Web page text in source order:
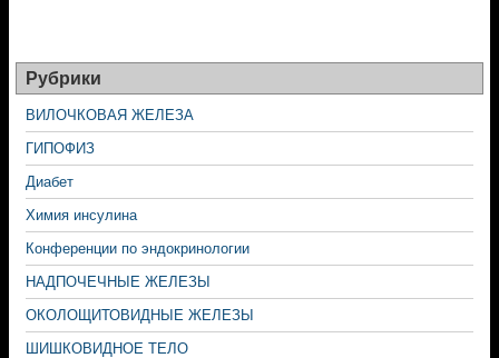
Рубрики
ВИЛОЧКОВАЯ ЖЕЛЕЗА
ГИПОФИЗ
Диабет
Химия инсулина
Конференции по эндокринологии
НАДПОЧЕЧНЫЕ ЖЕЛЕЗЫ
ОКОЛОЩИТОВИДНЫЕ ЖЕЛЕЗЫ
ШИШКОВИДНОЕ ТЕЛО